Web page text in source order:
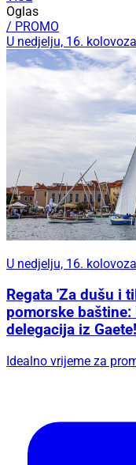
Oglas
/ PROMO
U nedjelju, 16. kolovoza
U nedjelju, 16. kolovoza
Regata 'Za dušu i
pomorske
delegacija iz Gaete!
Idealno vrijeme za